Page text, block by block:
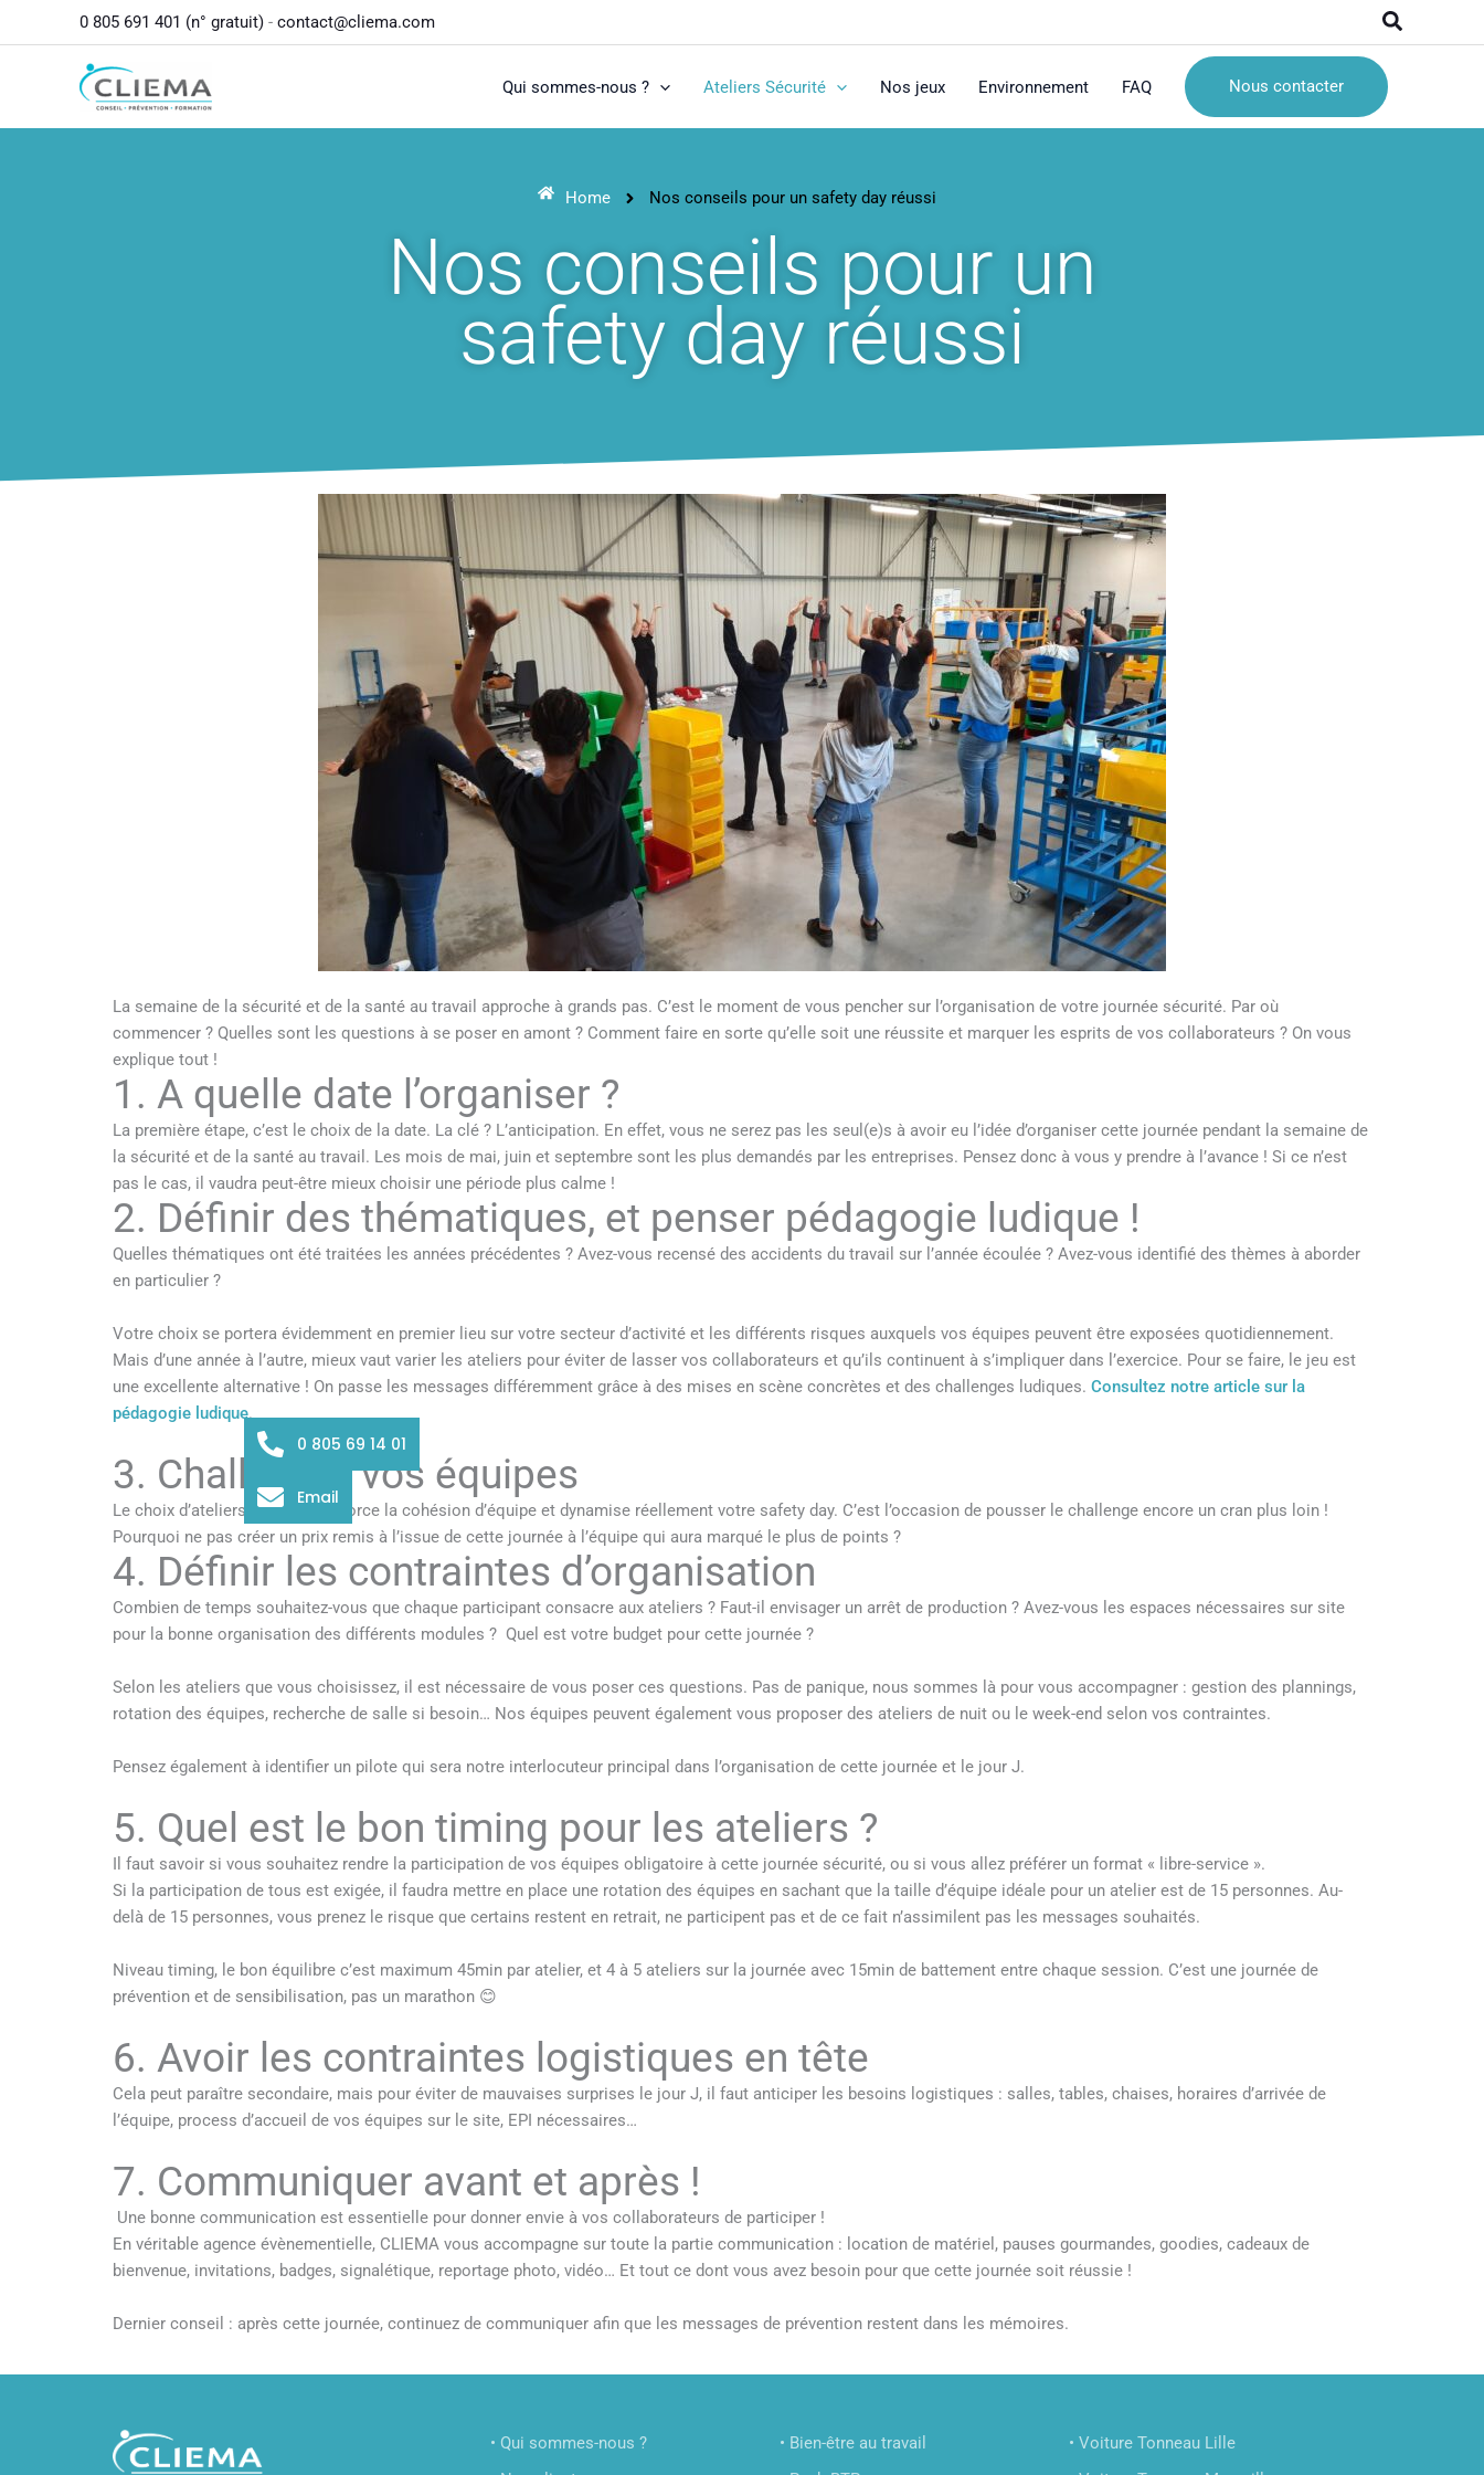
0 805 691 401 (n° gratuit) - contact@cliema.com
Qui sommes-nous ? Ateliers Sécurité Nos jeux Environnement FAQ Nous contacter
Home Nos conseils pour un safety day réussi
Nos conseils pour un
safety day réussi
La semaine de la sécurité et de la santé au travail approche à grands pas. C’est le moment de vous pencher sur l’organisation de votre journée sécurité. Par où
commencer ? Quelles sont les questions à se poser en amont ? Comment faire en sorte qu’elle soit une réussite et marquer les esprits de vos collaborateurs ? On vous
explique tout !
1. A quelle date l’organiser ?
La première étape, c’est le choix de la date. La clé ? L’anticipation. En effet, vous ne serez pas les seul(e)s à avoir eu l’idée d’organiser cette journée pendant la semaine de
la sécurité et de la santé au travail. Les mois de mai, juin et septembre sont les plus demandés par les entreprises. Pensez donc à vous y prendre à l’avance ! Si ce n’est
pas le cas, il vaudra peut-être mieux choisir une période plus calme !
2. Définir des thématiques, et penser pédagogie ludique !
Quelles thématiques ont été traitées les années précédentes ? Avez-vous recensé des accidents du travail sur l’année écoulée ? Avez-vous identifié des thèmes à aborder
en particulier ?
Votre choix se portera évidemment en premier lieu sur votre secteur d’activité et les différents risques auxquels vos équipes peuvent être exposées quotidiennement.
Mais d’une année à l’autre, mieux vaut varier les ateliers pour éviter de lasser vos collaborateurs et qu’ils continuent à s’impliquer dans l’exercice. Pour se faire, le jeu est
une excellente alternative ! On passe les messages différemment grâce à des mises en scène concrètes et des challenges ludiques. Consultez notre article sur la
pédagogie ludique.
3. Challenger vos équipes
Le choix d’ateliers ludiques renforce la cohésion d’équipe et dynamise réellement votre safety day. C’est l’occasion de pousser le challenge encore un cran plus loin !
Pourquoi ne pas créer un prix remis à l’issue de cette journée à l’équipe qui aura marqué le plus de points ?
4. Définir les contraintes d’organisation
Combien de temps souhaitez-vous que chaque participant consacre aux ateliers ? Faut-il envisager un arrêt de production ? Avez-vous les espaces nécessaires sur site
pour la bonne organisation des différents modules ? Quel est votre budget pour cette journée ?
Selon les ateliers que vous choisissez, il est nécessaire de vous poser ces questions. Pas de panique, nous sommes là pour vous accompagner : gestion des plannings,
rotation des équipes, recherche de salle si besoin… Nos équipes peuvent également vous proposer des ateliers de nuit ou le week-end selon vos contraintes.
Pensez également à identifier un pilote qui sera notre interlocuteur principal dans l’organisation de cette journée et le jour J.
5. Quel est le bon timing pour les ateliers ?
Il faut savoir si vous souhaitez rendre la participation de vos équipes obligatoire à cette journée sécurité, ou si vous allez préférer un format « libre-service ».
Si la participation de tous est exigée, il faudra mettre en place une rotation des équipes en sachant que la taille d’équipe idéale pour un atelier est de 15 personnes. Au-
delà de 15 personnes, vous prenez le risque que certains restent en retrait, ne participent pas et de ce fait n’assimilent pas les messages souhaités.
Niveau timing, le bon équilibre c’est maximum 45min par atelier, et 4 à 5 ateliers sur la journée avec 15min de battement entre chaque session. C’est une journée de
prévention et de sensibilisation, pas un marathon 😊
6. Avoir les contraintes logistiques en tête
Cela peut paraître secondaire, mais pour éviter de mauvaises surprises le jour J, il faut anticiper les besoins logistiques : salles, tables, chaises, horaires d’arrivée de
l’équipe, process d’accueil de vos équipes sur le site, EPI nécessaires…
7. Communiquer avant et après !
Une bonne communication est essentielle pour donner envie à vos collaborateurs de participer !
En véritable agence évènementielle, CLIEMA vous accompagne sur toute la partie communication : location de matériel, pauses gourmandes, goodies, cadeaux de
bienvenue, invitations, badges, signalétique, reportage photo, vidéo… Et tout ce dont vous avez besoin pour que cette journée soit réussie !
Dernier conseil : après cette journée, continuez de communiquer afin que les messages de prévention restent dans les mémoires.
• Qui sommes-nous ?
• Bien-être au travail
• Voiture Tonneau Lille
0 805 69 14 01
Email